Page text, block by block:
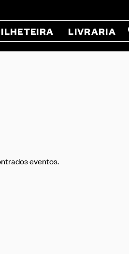
LIVRARIA
eventos.